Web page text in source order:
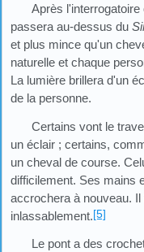
Après
passera au-dessus du
et plus mince qu'un
naturelle et chaque
La lumière brillera d'un
de la personne.
Certains vont le
un éclair ; certains,
un cheval de course.
difficilement. Ses mains
accrochera à nouveau.
inlassablement.[5]
Le pont a des